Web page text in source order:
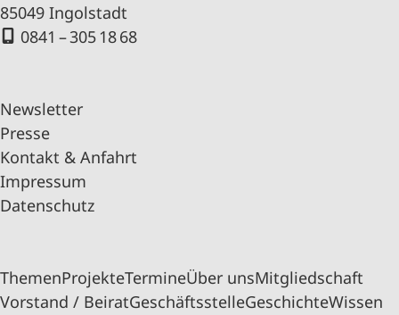
85049 Ingolstadt
0841 – 305 18 68
Newsletter
Presse
Kontakt & Anfahrt
Impressum
Datenschutz
ThemenProjekteTermineÜber unsMitgliedschaft
Vorstand / BeiratGeschäftsstelleGeschichteWissen